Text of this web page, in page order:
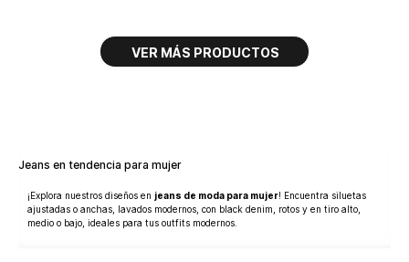
Jeans en tendencia para mujer
¡Explora nuestros diseños en jeans de moda para mujer! Encuentra siluetas
ajustadas o anchas, lavados modernos, con black denim, rotos y en tiro alto,
medio o bajo, ideales para tus outfits modernos.